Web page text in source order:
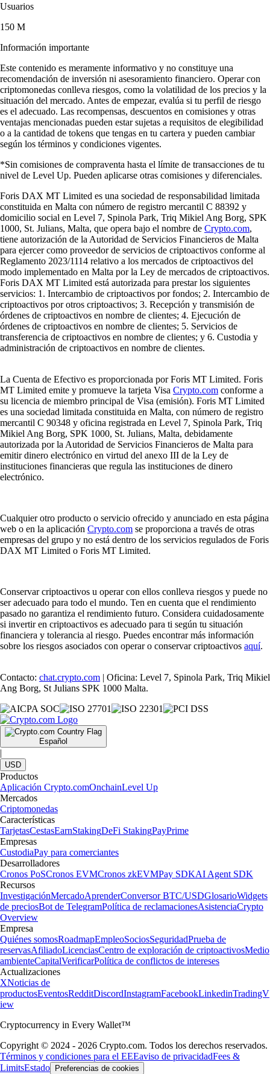
Usuarios
150 M
Información importante
Este contenido es meramente informativo y no constituye una
recomendación de inversión ni asesoramiento financiero. Operar con
criptomonedas conlleva riesgos, como la volatilidad de los precios y la
situación del mercado. Antes de empezar, evalúa si tu perfil de riesgo
es el adecuado. Las recompensas, descuentos en comisiones y otras
ventajas mencionadas pueden estar sujetas a requisitos de elegibilidad
o a la cantidad de tokens que tengas en tu cartera y pueden cambiar
según los términos y condiciones vigentes.
*Sin comisiones de compraventa hasta el límite de transacciones de tu
nivel de Level Up. Pueden aplicarse otras comisiones y diferenciales.
Foris DAX MT Limited es una sociedad de responsabilidad limitada
constituida en Malta con número de registro mercantil C 88392 y
domicilio social en Level 7, Spinola Park, Triq Mikiel Ang Borg, SPK
1000, St. Julians, Malta, que opera bajo el nombre de Crypto.com,
tiene autorización de la Autoridad de Servicios Financieros de Malta
para ejercer como proveedor de servicios de criptoactivos conforme al
Reglamento 2023/1114 relativo a los mercados de criptoactivos del
modo implementado en Malta por la Ley de mercados de criptoactivos.
Foris DAX MT Limited está autorizada para prestar los siguientes
servicios: 1. Intercambio de criptoactivos por fondos; 2. Intercambio de
criptoactivos por otros criptoactivos; 3. Recepción y transmisión de
órdenes de criptoactivos en nombre de clientes; 4. Ejecución de
órdenes de criptoactivos en nombre de clientes; 5. Servicios de
transferencia de criptoactivos en nombre de clientes; y 6. Custodia y
administración de criptoactivos en nombre de clientes.
La Cuenta de Efectivo es proporcionada por Foris MT Limited. Foris
MT Limited emite y promueve la tarjeta Visa Crypto.com conforme a
su licencia de miembro principal de Visa (emisión). Foris MT Limited
es una sociedad limitada constituida en Malta, con número de registro
mercantil C 90348 y oficina registrada en Level 7, Spinola Park, Triq
Mikiel Ang Borg, SPK 1000, St. Julians, Malta, debidamente
autorizada por la Autoridad de Servicios Financieros de Malta para
emitir dinero electrónico en virtud del anexo III de la Ley de
instituciones financieras que regula las instituciones de dinero
electrónico.
Cualquier otro producto o servicio ofrecido y anunciado en esta página
web o en la aplicación Crypto.com se proporciona a través de otras
empresas del grupo y no está dentro de los servicios regulados de Foris
DAX MT Limited o Foris MT Limited.
Conservar criptoactivos u operar con ellos conlleva riesgos y puede no
ser adecuado para todo el mundo. Ten en cuenta que el rendimiento
pasado no garantiza el rendimiento futuro. Considera cuidadosamente
si invertir en criptoactivos es adecuado para ti según tu situación
financiera y tolerancia al riesgo. Puedes encontrar más información
sobre los riesgos asociados con operar o conservar criptoactivos aquí.
Contacto: chat.crypto.com | Oficina: Level 7, Spinola Park, Triq Mikiel
Ang Borg, St Julians SPK 1000 Malta.
Español
|
USD
Productos
Aplicación Crypto.comOnchainLevel Up
Mercados
Criptomonedas
Características
TarjetasCestasEarnStakingDeFi StakingPayPrime
Empresas
CustodiaPay para comerciantes
Desarrolladores
Cronos PoSCronos EVMCronos zkEVMPay SDKAI Agent SDK
Recursos
InvestigaciónMercadoAprenderConversor BTC/USDGlosarioWidgets
de preciosBot de TelegramPolítica de reclamacionesAsistenciaCrypto
Overview
Empresa
Quiénes somosRoadmapEmpleoSociosSeguridadPrueba de
reservasAfiliadoLicenciasCentro de exploración de criptoactivosMedio
ambienteCapitalVerificarPolítica de conflictos de intereses
Actualizaciones
XNoticias de
productosEventosRedditDiscordInstagramFacebookLinkedinTradingV
iew
Cryptocurrency in Every Wallet™
Copyright © 2024 - 2026 Crypto.com. Todos los derechos reservados.
Términos y condiciones para el EEEaviso de privacidadFees &
LimitsEstado Preferencias de cookies